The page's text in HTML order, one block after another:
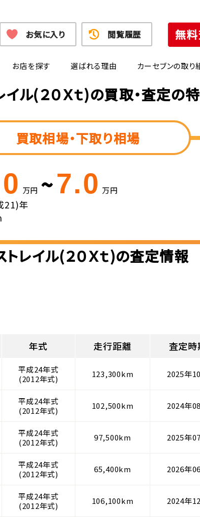
お店を探す 選ばれる理由 カーセブンの取り
お気に入り 閲覧履歴
イル(２０Ｘｔ)の買取・査定の
買取相場・下取り相場
万円 ~7.0 万円
21)年
トレイル(２０Ｘｔ)の査定情報
年式 走行距離 査定時
平成24年式
(2012年式)
123,300km 2025年
平成24年式
(2012年式)
102,500km 2024年
平成24年式
(2012年式)
97,500km 2025年
平成24年式
(2012年式)
65,400km 2026年
平成24年式
(2012年式)
106,100km 2024年